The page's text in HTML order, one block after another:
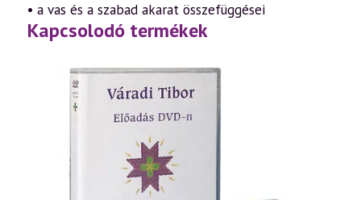
• a vas és a szabad akarat összefüggései
Kapcsolodó termékek